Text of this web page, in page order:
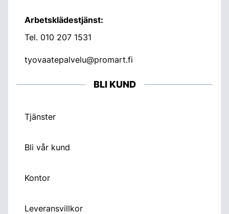
Arbetsklädestjänst:
Tel. 010 207 1531
tyovaatepalvelu@promart.fi
BLI KUND
Tjänster
Bli vår kund
Kontor
Leveransvillkor